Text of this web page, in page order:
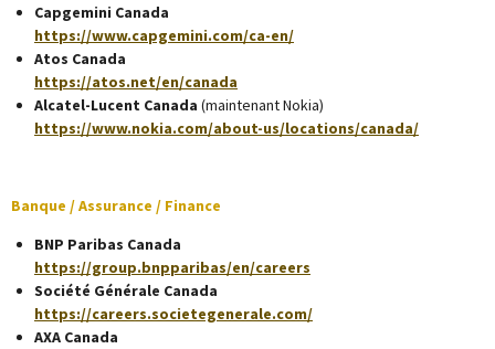
Capgemini Canada
https://www.capgemini.com/ca-en/
Atos Canada
https://atos.net/en/canada
Alcatel-Lucent Canada (maintenant Nokia)
https://www.nokia.com/about-us/locations/canada/
Banque / Assurance / Finance
BNP Paribas Canada
https://group.bnpparibas/en/careers
Société Générale Canada
https://careers.societegenerale.com/
AXA Canada